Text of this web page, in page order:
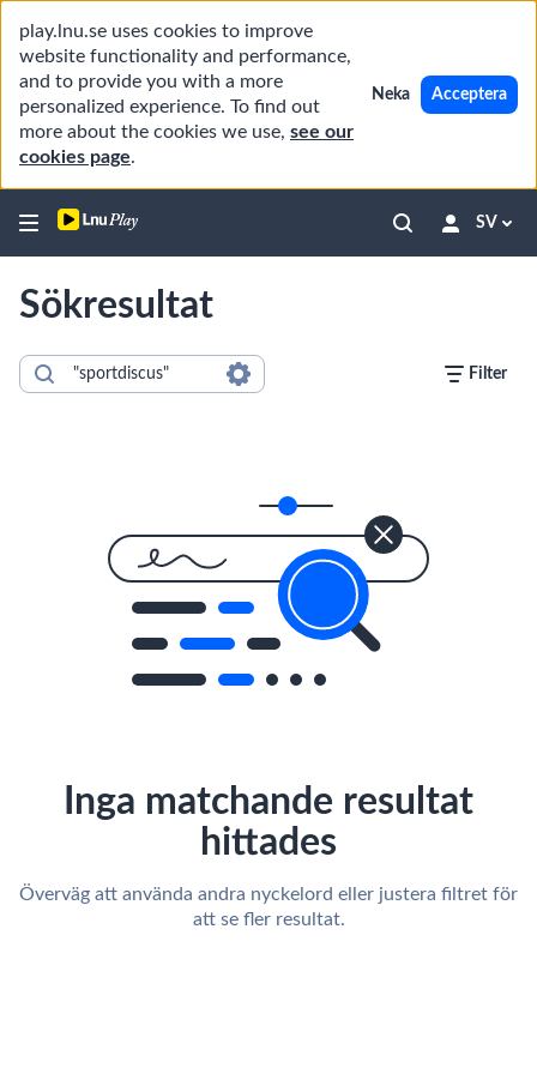
play.lnu.se uses cookies to improve
website functionality and performance,
and to provide you with a more
personalized experience. To find out
more about the cookies we use, see our
cookies page.
Neka Acceptera
SV
Sökresultat
Filter
Inga matchande resultat
hittades
Överväg att använda andra nyckelord eller justera filtret för
att se fler resultat.